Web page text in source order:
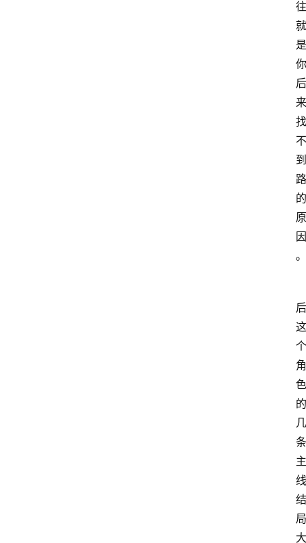
往
就
是
你
后
来
找
不
到
路
的
原
因
。
后
这
个
角
色
的
几
条
主
线
结
局
大